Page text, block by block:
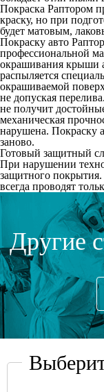
Покраска Раптором
краску, но при
будет матовым,
Покраску авто
профессиональной
окрашивания крыши
распыляется
окрашиваемой
не допуская
не получит
механическая
нарушена. Покраску
заново.
Готовый защитный
При нарушении
защитного
всегда проводят
Другие